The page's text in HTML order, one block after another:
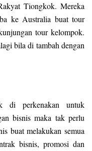
Tiongkok. Mereka
ke Australia buat tour
tour kelompok.
bila di tambah dengan
di perkenakan untuk
bisnis maka tak perlu
buat melakukan semua
bisnis, promosi dan